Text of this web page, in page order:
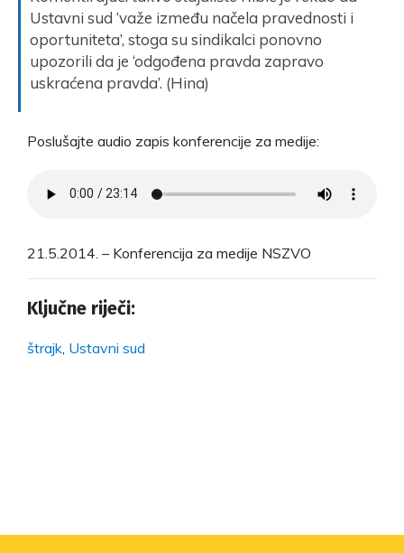
Ustavni sud ‘važe između načela pravednosti i
oportuniteta’, stoga su sindikalci ponovno
upozorili da je ‘odgođena pravda zapravo
uskraćena pravda’. (Hina)
Poslušajte audio zapis konferencije za medije:
21.5.2014. – Konferencija za medije NSZVO
Ključne riječi:
štrajk Ustavni sud